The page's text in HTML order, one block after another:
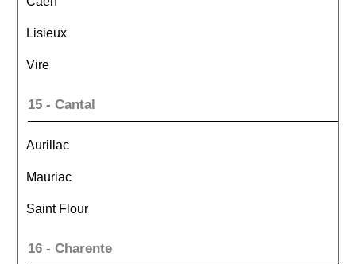
Lisieux
Vire
15 - Cantal
Aurillac
Mauriac
Saint Flour
16 - Charente